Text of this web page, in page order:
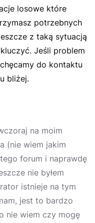
losowe które
potrzebnych
z taką sytuacją
Jeśli problem
do kontaktu
bliżej.
na moim
(nie wiem jakim
forum i naprawdę
nie byłem
istnieje na tym
jest to bardzo
nie wiem czy mogę